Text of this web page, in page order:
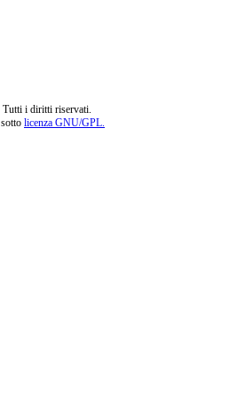
i diritti riservati.
licenza GNU/GPL.